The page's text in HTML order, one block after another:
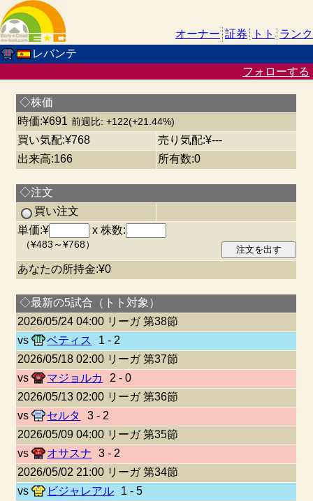
オーナー 証券 トト
ランク
レバンテ
フォローする
◇株価
時価:¥691 前週比: +122(+21.44%)
買い気配:¥768
売り気配:¥---
出来高:166
所有数:0
◇注文
買い注文
単価:¥
x 株数:
（¥483～¥768）
あなたの所持金:¥0
◇最新の5試合（トト対象）
2026/05/24 04:00 リーガ 第38節
vs
ベティス
1 - 2
2026/05/18 02:00 リーガ 第37節
vs
マジョルカ
2 - 0
2026/05/13 02:00 リーガ 第36節
vs
セルタ
3 - 2
2026/05/09 04:00 リーガ 第35節
vs
オサスナ
3 - 2
2026/05/02 21:00 リーガ 第34節
vs
ビジャレアル 1 - 5